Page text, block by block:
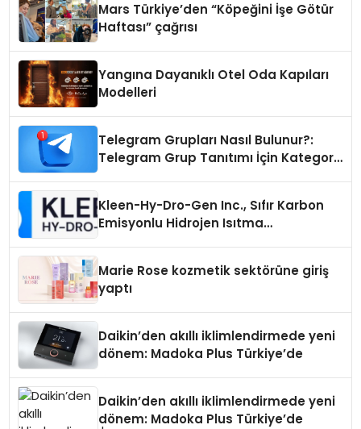
Mars Türkiye’den “Köpeğini İşe Götür
Haftası” çağrısı
Yangına Dayanıklı Otel Oda Kapıları
Modelleri
Telegram Grupları Nasıl Bulunur?:
Telegram Grup Tanıtımı İçin Kategori
Kleen-Hy-Dro-Gen Inc., Sıfır Karbon
Emisyonlu Hidrojen Isıtma
Marie Rose kozmetik sektörüne giriş
yaptı
Daikin’den akıllı iklimlendirmede yeni
dönem: Madoka Plus Türkiye’de
Daikin’den akıllı iklimlendirmede yeni
dönem: Madoka Plus Türkiye’de